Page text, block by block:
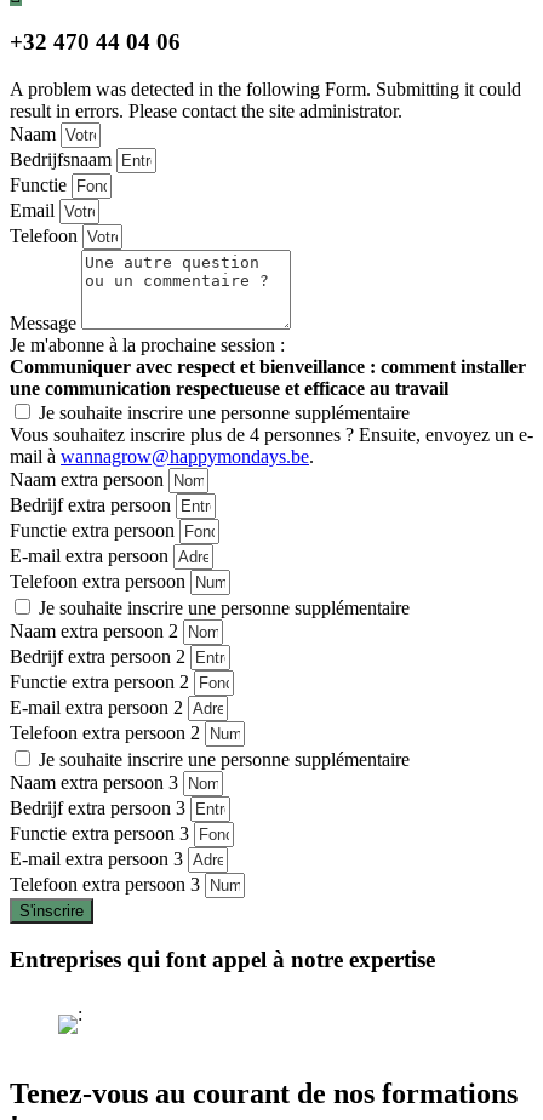
+32 470 44 04 06
A problem was detected in the following Form. Submitting it could
result in errors. Please contact the site administrator.
Naam
Bedrijfsnaam
Functie
Email
Telefoon
Message
Je m'abonne à la prochaine session :
Communiquer avec respect et bienveillance : comment installer
une communication respectueuse et efficace au travail
Je souhaite inscrire une personne supplémentaire
Vous souhaitez inscrire plus de 4 personnes ? Ensuite, envoyez un e-
mail à wannagrow@happymondays.be.
Naam extra persoon
Bedrijf extra persoon
Functie extra persoon
E-mail extra persoon
Telefoon extra persoon
Je souhaite inscrire une personne supplémentaire
Naam extra persoon 2
Bedrijf extra persoon 2
Functie extra persoon 2
E-mail extra persoon 2
Telefoon extra persoon 2
Je souhaite inscrire une personne supplémentaire
Naam extra persoon 3
Bedrijf extra persoon 3
Functie extra persoon 3
E-mail extra persoon 3
Telefoon extra persoon 3
S'inscrire
Entreprises qui font appel à notre expertise
Tenez-vous au courant de nos formations